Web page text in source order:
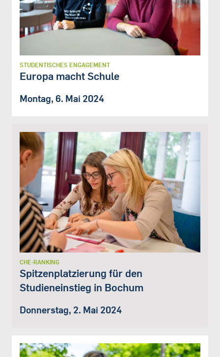
STUDENTISCHES ENGAGEMENT
Europa macht Schule
Montag, 6. Mai 2024
CHE-RANKING
Spitzenplatzierung für den
Studieneinstieg in Bochum
Donnerstag, 2. Mai 2024